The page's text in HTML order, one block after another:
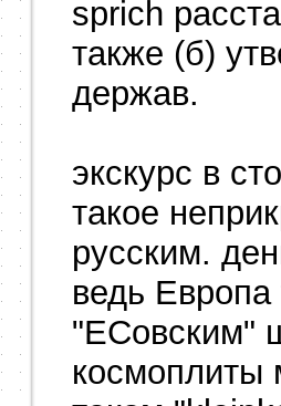
sprich
также (б)
держав.
экскурс в
такое
русским.
ведь
"ЕСовским"
космоплиты